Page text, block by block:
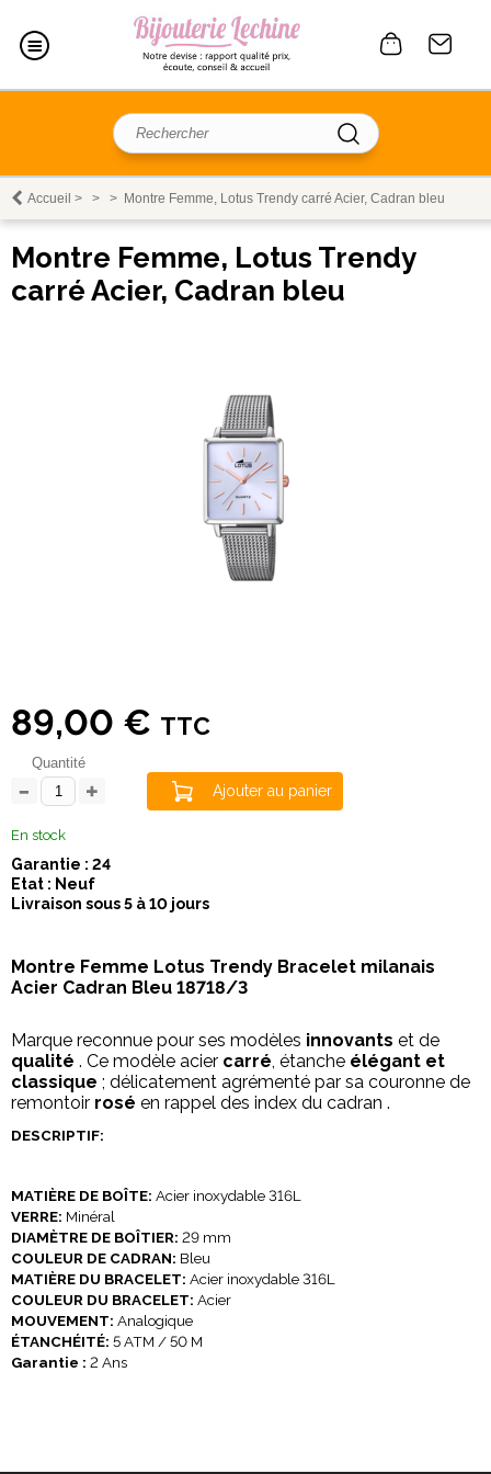
Accueil > > > Montre Femme, Lotus Trendy carré Acier, Cadran bleu
Montre Femme, Lotus Trendy
carré Acier, Cadran bleu
89,00 € TTC
Quantité
Ajouter au panier
En stock
Garantie : 24
Etat : Neuf
Livraison sous 5 à 10 jours
Montre Femme Lotus Trendy Bracelet milanais
Acier Cadran Bleu 18718/3
Marque reconnue pour ses modèles innovants et de
qualité . Ce modèle acier carré, étanche élégant et
classique ; délicatement agrémenté par sa couronne de
remontoir rosé en rappel des index du cadran .
DESCRIPTIF:
MATIÈRE DE BOÎTE: Acier inoxydable 316L
VERRE: Minéral
DIAMÈTRE DE BOÎTIER: 29 mm
COULEUR DE CADRAN: Bleu
MATIÈRE DU BRACELET: Acier inoxydable 316L
COULEUR DU BRACELET: Acier
MOUVEMENT: Analogique
ÉTANCHÉITÉ: 5 ATM / 50 M
Garantie : 2 Ans